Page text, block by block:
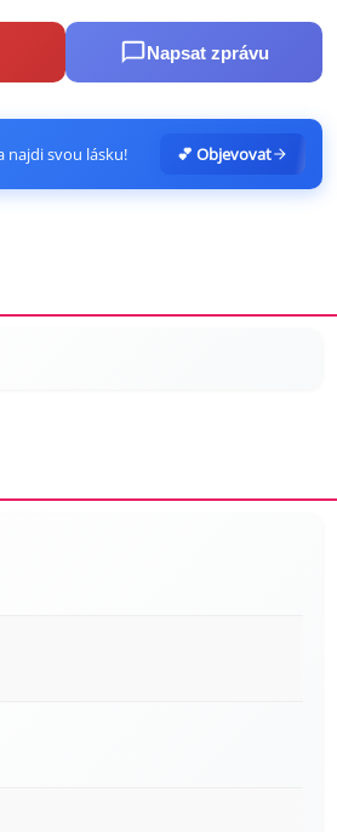
Napsat zprávu
najdi svou lásku! 💕 Objevovat